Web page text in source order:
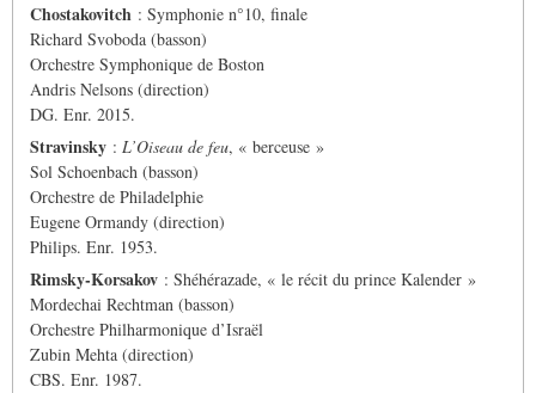
Chostakovitch : Symphonie n°10, finale
Richard Svoboda (basson)
Orchestre Symphonique de Boston
Andris Nelsons (direction)
DG. Enr. 2015.
Stravinsky : L’Oiseau de feu, « berceuse »
Sol Schoenbach (basson)
Orchestre de Philadelphie
Eugene Ormandy (direction)
Philips. Enr. 1953.
Rimsky-Korsakov : Shéhérazade, « le récit du prince Kalender »
Mordechai Rechtman (basson)
Orchestre Philharmonique d’Israël
Zubin Mehta (direction)
CBS. Enr. 1987.